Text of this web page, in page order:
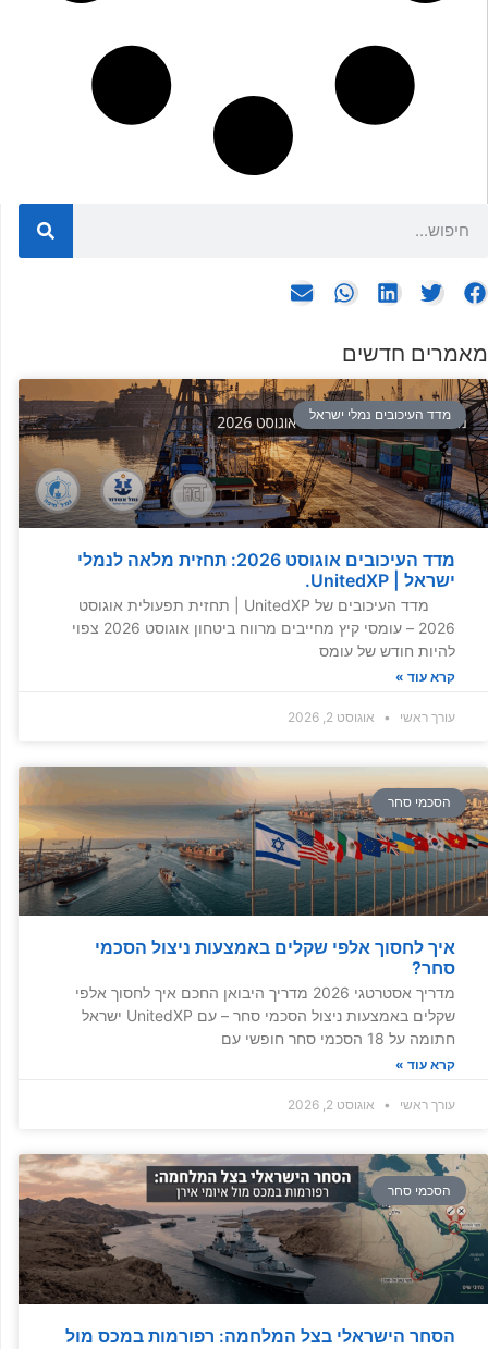
מאמרים חדשים
מדד העיכובים נמלי ישראל
מדד העיכובים אוגוסט 2026: תחזית מלאה לנמלי
ישראל | UnitedXP.
מדד העיכובים של UnitedXP | תחזית תפעולית אוגוסט
2026 – עומסי קיץ מחייבים מרווח ביטחון אוגוסט 2026 צפוי
להיות חודש של עומס
קרא עוד »
עורך ראשי אוגוסט 2, 2026
הסכמי סחר
איך לחסוך אלפי שקלים באמצעות ניצול הסכמי
סחר?
מדריך אסטרטגי 2026 מדריך היבואן החכם איך לחסוך אלפי
שקלים באמצעות ניצול הסכמי סחר – עם UnitedXP ישראל
חתומה על 18 הסכמי סחר חופשי עם
קרא עוד »
עורך ראשי אוגוסט 2, 2026
הסכמי סחר
הסחר הישראלי בצל המלחמה: רפורמות במכס מול